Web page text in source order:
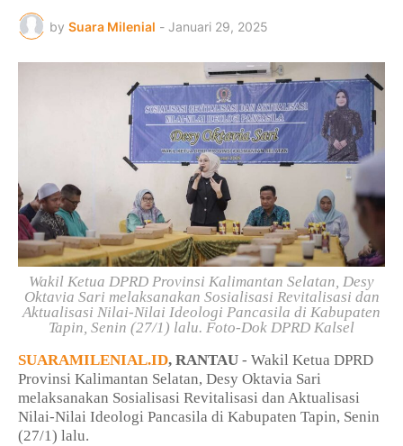
by Suara Milenial - Januari 29, 2025
Wakil Ketua DPRD Provinsi Kalimantan Selatan, Desy
Oktavia Sari melaksanakan Sosialisasi Revitalisasi dan
Aktualisasi Nilai-Nilai Ideologi Pancasila di Kabupaten
Tapin, Senin (27/1) lalu. Foto-Dok DPRD Kalsel
SUARAMILENIAL.ID, RANTAU - Wakil Ketua DPRD
Provinsi Kalimantan Selatan, Desy Oktavia Sari
melaksanakan Sosialisasi Revitalisasi dan Aktualisasi
Nilai-Nilai Ideologi Pancasila di Kabupaten Tapin, Senin
(27/1) lalu.